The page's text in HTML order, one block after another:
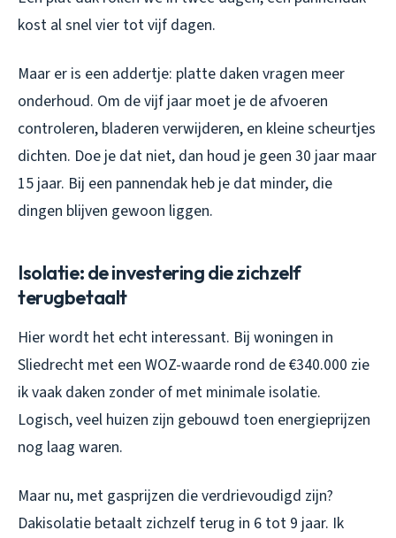
kost al snel vier tot vijf dagen.
Maar er is een addertje: platte daken vragen meer
onderhoud. Om de vijf jaar moet je de afvoeren
controleren, bladeren verwijderen, en kleine scheurtjes
dichten. Doe je dat niet, dan houd je geen 30 jaar maar
15 jaar. Bij een pannendak heb je dat minder, die
dingen blijven gewoon liggen.
Isolatie: de investering die zichzelf
terugbetaalt
Hier wordt het echt interessant. Bij woningen in
Sliedrecht met een WOZ-waarde rond de €340.000 zie
ik vaak daken zonder of met minimale isolatie.
Logisch, veel huizen zijn gebouwd toen energieprijzen
nog laag waren.
Maar nu, met gasprijzen die verdrievoudigd zijn?
Dakisolatie betaalt zichzelf terug in 6 tot 9 jaar. Ik